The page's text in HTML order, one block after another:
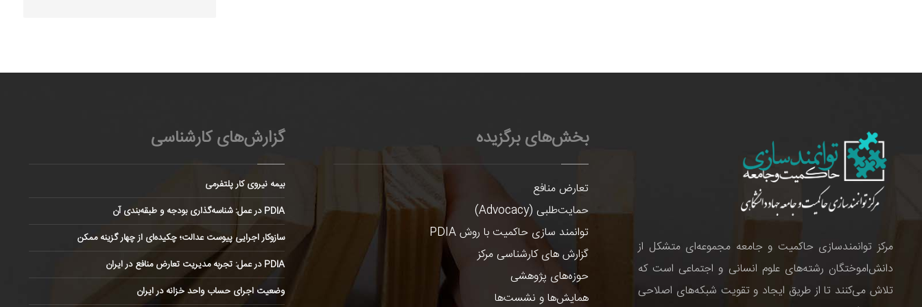
مرکز توانمندسازی حاکمیت و جامعه مجموعه‌ای متشکل از
دانش‌اموختگان رشته‌های علوم انسانی و اجتماعی است که
تلاش می‌کنند تا از طریق ایجاد و تقویت شبکه‌های اصلاحی
بخش‌های برگزیده
تعارض منافع
حمایت‌طلبی (Advocacy)
توانمند سازی حاکمیت با روش PDIA
گزارش های کارشناسی مرکز
حوزه‌های پژوهشی
همایش‌ها و نشست‌ها
گزارش‌های کارشناسی
بیمه نیروی کار پلتفرمی
PDIA در عمل: شناسه‌گذاری بودجه و طبقه‌بندی آن
سازوکار اجرایی پیوست عدالت؛ چکیده‌ای از چهار گزینه ممکن
PDIA در عمل: تجربه مدیریت تعارض منافع در ایران
وضعیت اجرای حساب واحد خزانه در ایران